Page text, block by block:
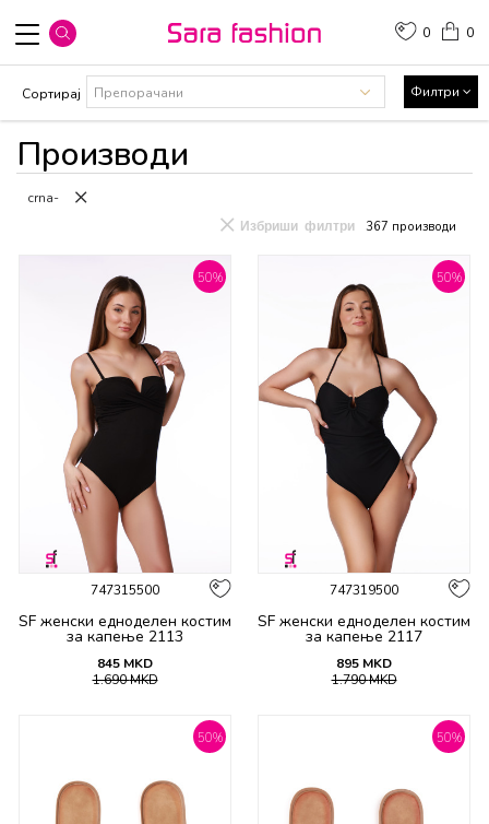
0
0
Производи
Сортирај Филтри
crna-
367 производи
Избриши филтри
50%
747315500
SF женски едноделен костим
за капење 2113
845 MKD
1.690MKD
50%
747319500
SF женски едноделен костим
за капење 2117
895 MKD
1.790MKD
50% 50%